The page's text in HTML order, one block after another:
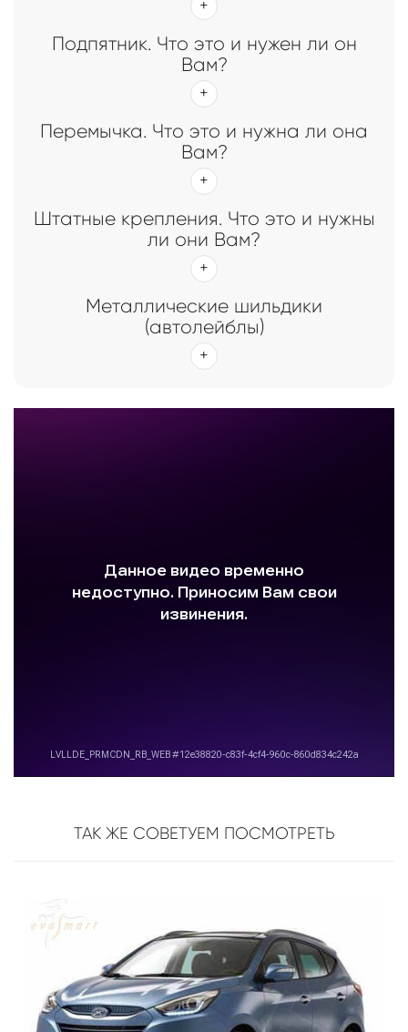
Подпятник. Что это и нужен ли он
Вам?
Перемычка. Что это и нужна ли она
Вам?
Штатные крепления. Что это и нужны
ли они Вам?
Металлические шильдики
(автолейблы)
ТАК ЖЕ СОВЕТУЕМ ПОСМОТРЕТЬ